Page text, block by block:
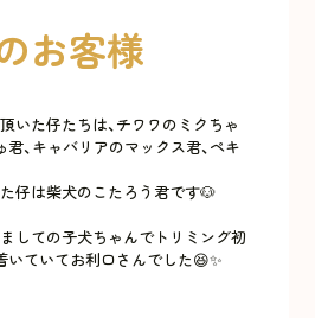
お客様
いた仔たちは、チワワのミクちゃ
、キャバリアのマックス君、ペキ
仔は柴犬のこたろう君です🐶
しての子犬ちゃんでトリミング初
いていてお利口さんでした😆✨